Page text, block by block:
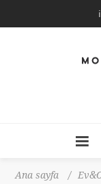
Ana sayfa /